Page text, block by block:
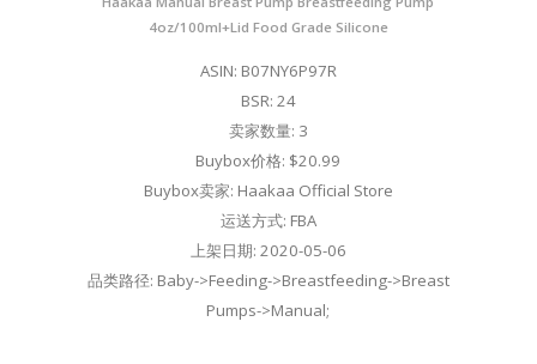
4oz/100ml+Lid Food Grade Silicone
ASIN: B07NY6P97R
BSR: 24
卖家数量: 3
Buybox价格: $20.99
Buybox卖家: Haakaa Official Store
运送方式: FBA
上架日期: 2020-05-06
品类路径: Baby->Feeding->Breastfeeding->Breast
Pumps->Manual;